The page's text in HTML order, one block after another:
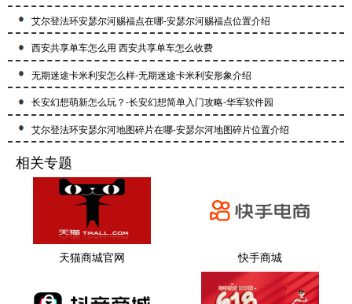
艾尔登法环安瑟尔河赐福点在哪-安瑟尔河赐福点位置介绍
西安共享单车怎么用 西安共享单车怎么收费
无期迷途卡米利安怎么样-无期迷途卡米利安形象介绍
长安幻想萌新怎么玩？-长安幻想简单入门攻略-华军软件园
艾尔登法环安瑟尔河地图碎片在哪-安瑟尔河地图碎片位置介绍
相关专题
天猫商城官网 快手商城